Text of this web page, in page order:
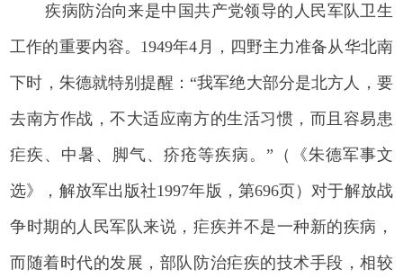
疾病防治向来是中国共产党领导的人民军队卫生
工作的重要内容。1949年4月，四野主力准备从华北南
下时，朱德就特别提醒：“我军绝大部分是北方人，要
去南方作战，不大适应南方的生活习惯，而且容易患
疟疾、中暑、脚气、疥疮等疾病。”（《朱德军事文
选》，解放军出版社1997年版，第696页）对于解放战
争时期的人民军队来说，疟疾并不是一种新的疾病，
而随着时代的发展，部队防治疟疾的技术手段，相较